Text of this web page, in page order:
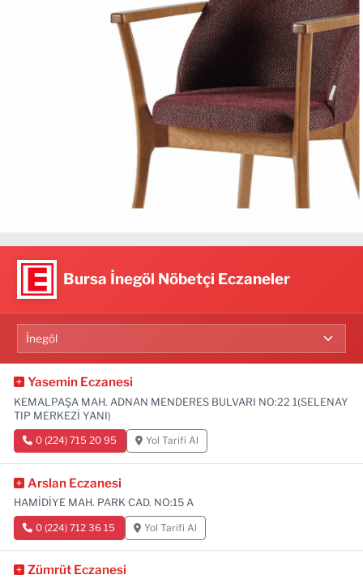
Bursa İnegöl Nöbetçi Eczaneler
Yasemin Eczanesi
KEMALPAŞA MAH. ADNAN MENDERES BULVARI NO:22 1(SELENAY
TIP MERKEZİ YANI)
0 (224) 715 20 95 Yol Tarifi Al
Arslan Eczanesi
HAMİDİYE MAH. PARK CAD. NO:15 A
0 (224) 712 36 15 Yol Tarifi Al
Zümrüt Eczanesi